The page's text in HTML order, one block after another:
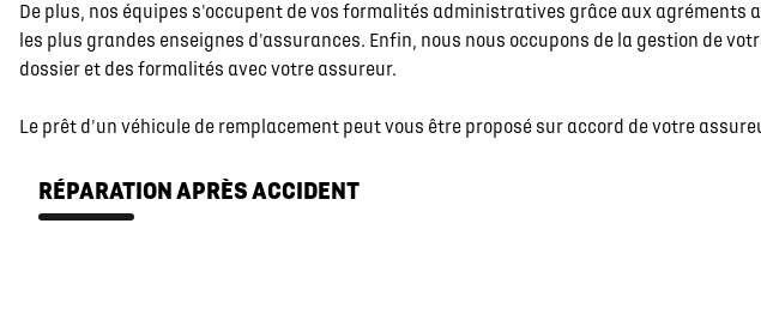
De plus, nos équipes s'occupent de vos formalités administratives grâce aux agréments
les plus grandes enseignes d'assurances. Enfin, nous nous occupons de la gestion de
dossier et des formalités avec votre assureur.
Le prêt d'un véhicule de remplacement peut vous être proposé sur accord de votre
RÉPARATION APRÈS ACCIDENT